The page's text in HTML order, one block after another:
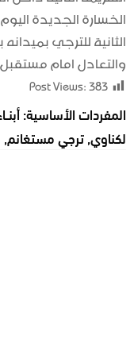
الخسارة الجديدة
الثانية للترجي
والتعادل امام
Post Views:383
المفردات الأساسية:
لكناوي,ترجي مستغانم,